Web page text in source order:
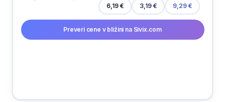
6,19 € 3,19 € 9,29 €
Preveri cene v bližini na Sivix.com